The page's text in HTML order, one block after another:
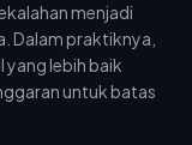
menjadi
Dalam praktiknya,
yang lebih baik
untuk batas